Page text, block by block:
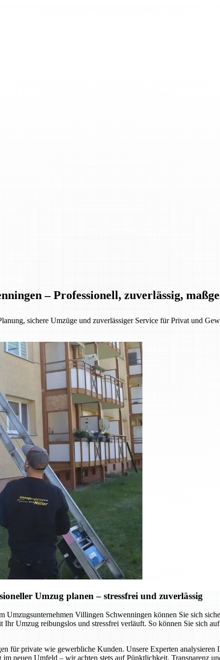
– Professionell, zuverlässig,
sichere Umzüge und zuverlässiger Service für Privat und
Umzug planen – stressfrei und zuverlässig
Villingen Schwenningen können Sie sich
Umzug reibungslos und stressfrei verläuft. So können Sie sich
für private wie gewerbliche Kunden. Unsere Experten
neuen Umfeld – wir achten stets auf Pünktlichkeit, Transparenz